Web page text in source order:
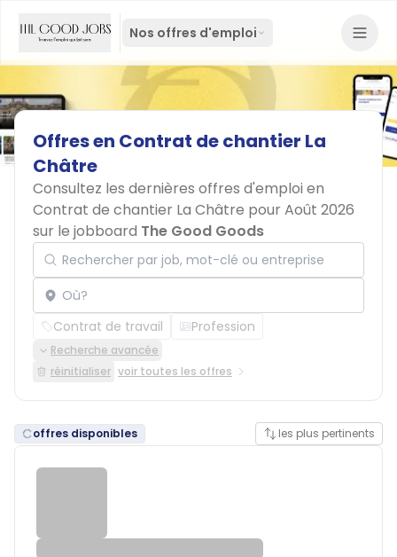
Nos offres d'emploi
Offresen Contrat dechantier La
Châtre
Consultez les dernières offres d'emploi en
Contrat de chantier La Châtre pour Août 2026
sur le jobboard The Good Goods
Rechercher par job, mot-clé ou entreprise
Localisation
Contrat de travail Profession
Recherche avancée
réinitialiser voir toutes les offres
offres disponibles les plus pertinents